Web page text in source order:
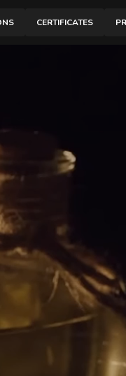
CERTIFICATES
SCHOOL
AURA
Special